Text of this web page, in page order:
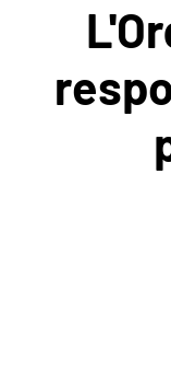
NOUS